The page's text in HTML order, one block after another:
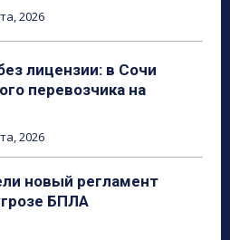
2026
лицензии: в Сочи
перевозчика на
2026
новый регламент
БПЛА